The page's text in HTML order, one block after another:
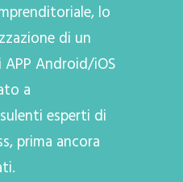
lo
di un
Android/iOS
a
esperti di
prima ancora